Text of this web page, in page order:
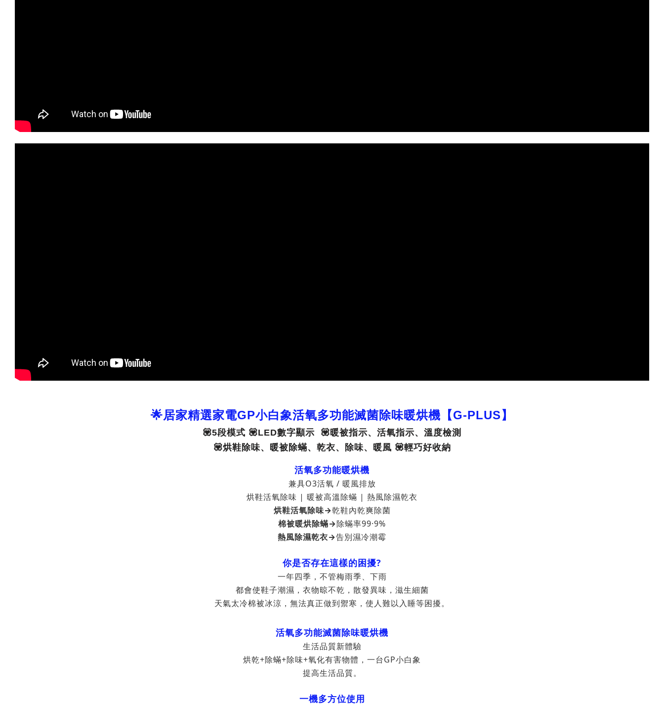
🌟居家精選家電GP小白象活氧多功能滅菌除味暖烘機【G-PLUS】
💟5段模式 💟LED數字顯示 💟暖被指示、活氧指示、溫度檢測
💟烘鞋除味、暖被除蟎、乾衣、除味、暖風 💟輕巧好收納
活氧多功能暖烘機
兼具O3活氧 / 暖風排放
烘鞋活氧除味 | 暖被高溫除蟎 | 熱風除濕乾衣
烘鞋活氧除味→乾鞋內乾爽除菌
棉被暖烘除蟎→除蟎率99·9%
熱風除濕乾衣→告別濕冷潮霉
你是否存在這樣的困擾?
一年四季，不管梅雨季、下雨
都會使鞋子潮濕，衣物晾不乾，散發異味，滋生細菌
天氣太冷棉被冰涼，無法真正做到禦寒，使人難以入睡等困擾。
活氧多功能滅菌除味暖烘機
生活品質新體驗
烘乾+除蟎+除味+氧化有害物體，一台GP小白象
提高生活品質。
一機多方位使用